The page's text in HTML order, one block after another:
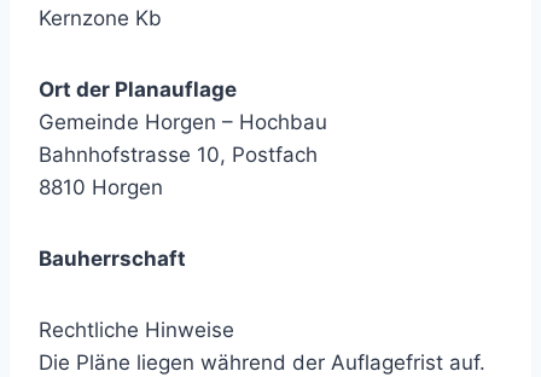
Kernzone Kb
Ort der Planauflage
Gemeinde Horgen – Hochbau
Bahnhofstrasse 10, Postfach
8810 Horgen
Bauherrschaft
Rechtliche Hinweise
Die Pläne liegen während der Auflagefrist auf.